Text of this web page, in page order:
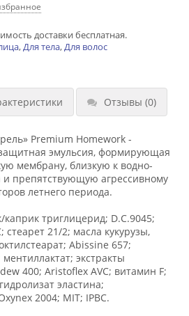
доставки бесплатная.
,Для тела,Для волос
Отзывы (0)
Premium Homework -
эмульсия, формирующая
мембрану, близкую к водно-
препятствующую агрессивному
летнего периода.
каприк триглицерид; D.C.9045;
21/2; масла кукурузы,
Abissine 657;
экстракты
400; Aristoflex AVC; витамин F;
эластина;
2004; MIT; IPBC.